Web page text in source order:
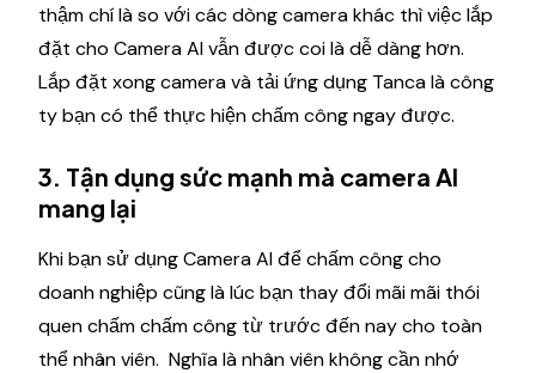
thậm chí là so với các dòng camera khác thì việc lắp
đặt cho Camera AI vẫn được coi là dễ dàng hơn.
Lắp đặt xong camera và tải ứng dụng Tanca là công
ty bạn có thể thực hiện chấm công ngay được.
3. Tận dụng sức mạnh mà camera AI
mang lại
Khi bạn sử dụng Camera AI để chấm công cho
doanh nghiệp cũng là lúc bạn thay đổi mãi mãi thói
quen chấm chấm công từ trước đến nay cho toàn
thể nhân viên. Nghĩa là nhân viên không cần nhớ